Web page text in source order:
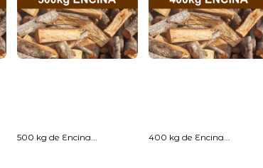
500 kg de Encina... 400 kg de Encina...